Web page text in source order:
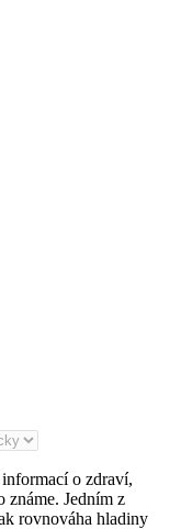
o zdraví,
známe. Jedním z
rovnováha hladiny